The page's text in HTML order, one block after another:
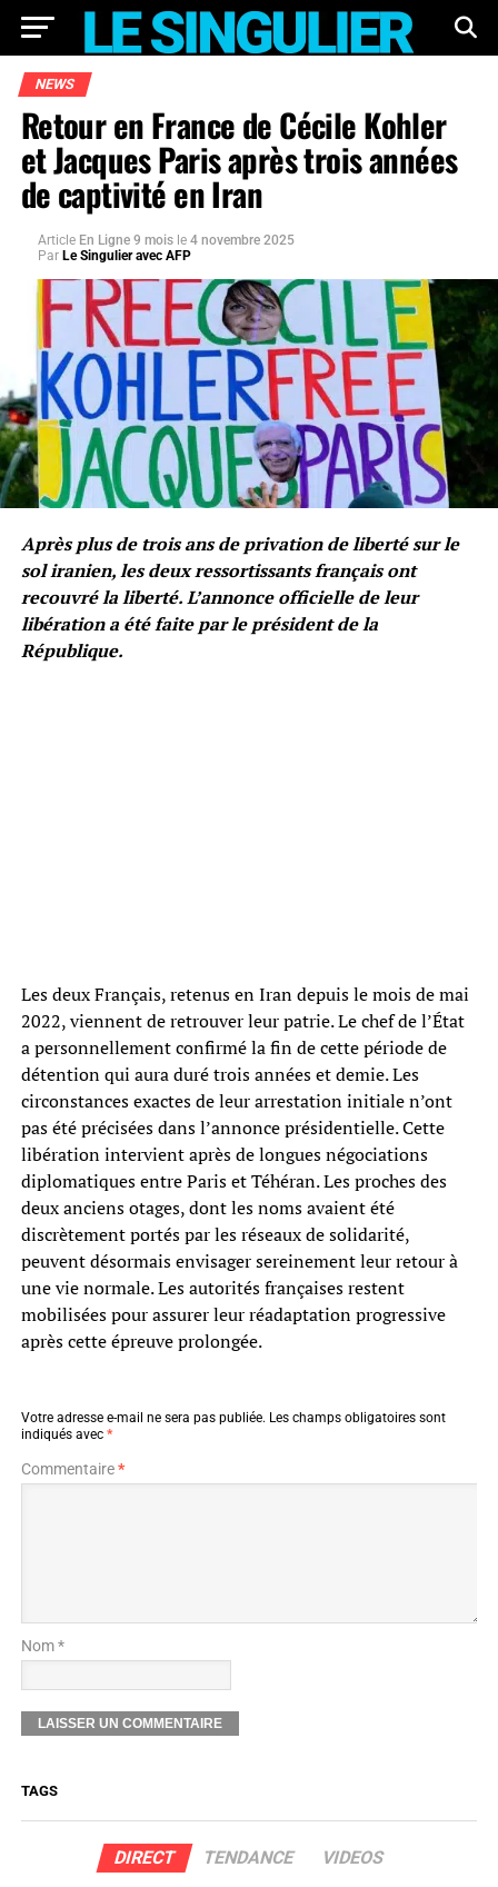
NEWS
Retour en France de Cécile Kohler
et Jacques Paris après trois années
de captivité en Iran
Article En Ligne 9 mois le 4 novembre 2025
Par Le Singulier avec AFP
Après plus de trois ans de privation de liberté sur le
sol iranien, les deux ressortissants français ont
recouvré la liberté. L’annonce officielle de leur
libération a été faite par le président de la
République.
Les deux Français, retenus en Iran depuis le mois de mai
2022, viennent de retrouver leur patrie. Le chef de l’État
a personnellement confirmé la fin de cette période de
détention qui aura duré trois années et demie. Les
circonstances exactes de leur arrestation initiale n’ont
pas été précisées dans l’annonce présidentielle. Cette
libération intervient après de longues négociations
diplomatiques entre Paris et Téhéran. Les proches des
deux anciens otages, dont les noms avaient été
discrètement portés par les réseaux de solidarité,
peuvent désormais envisager sereinement leur retour à
une vie normale. Les autorités françaises restent
mobilisées pour assurer leur réadaptation progressive
après cette épreuve prolongée.
Votre adresse e-mail ne sera pas publiée. Les champs obligatoires sont
indiqués avec *
Commentaire*
Nom *
TAGS
DIRECT TENDANCE VIDEOS